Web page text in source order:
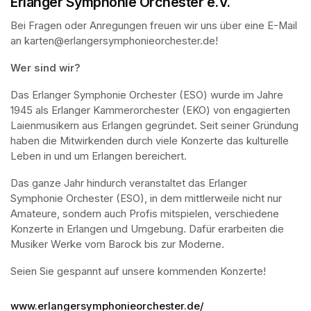
Bei Fragen oder Anregungen freuen wir uns über eine E-Mail
an karten@erlangersymphonieorchester.de!
Wer sind wir?
Das Erlanger Symphonie Orchester (ESO) wurde im Jahre
1945 als Erlanger Kammerorchester (EKO) von engagierten
Laienmusikern aus Erlangen gegründet. Seit seiner Gründung
haben die Mitwirkenden durch viele Konzerte das kulturelle
Leben in und um Erlangen bereichert.
Das ganze Jahr hindurch veranstaltet das Erlanger
Symphonie Orchester (ESO), in dem mittlerweile nicht nur
Amateure, sondern auch Profis mitspielen, verschiedene
Konzerte in Erlangen und Umgebung. Dafür erarbeiten die
Musiker Werke vom Barock bis zur Moderne.
Seien Sie gespannt auf unsere kommenden Konzerte!
www.erlangersymphonieorchester.de/